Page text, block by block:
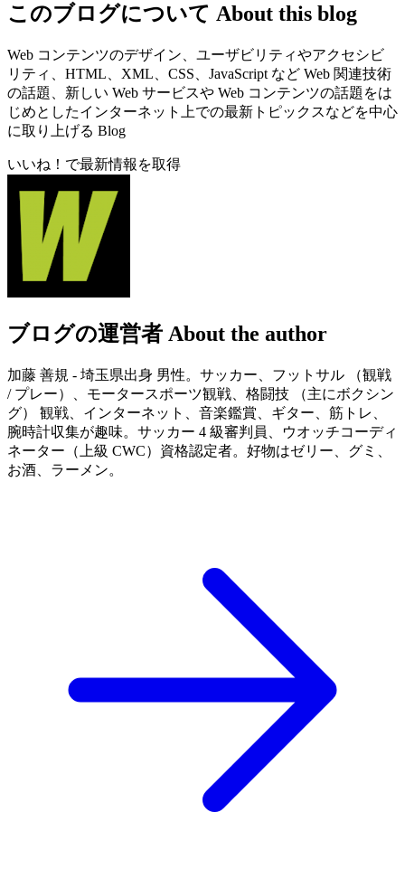
このブログについて About this blog
Web コンテンツのデザイン、ユーザビリティやアクセシビ
リティ、HTML、XML、CSS、JavaScript など Web 関連技術
の話題、新しい Web サービスや Web コンテンツの話題をは
じめとしたインターネット上での最新トピックスなどを中心
に取り上げる Blog
いいね！で最新情報を取得
ブログの運営者 About the author
加藤 善規 - 埼玉県出身 男性。サッカー、フットサル （観戦
/ プレー）、モータースポーツ観戦、格闘技 （主にボクシン
グ） 観戦、インターネット、音楽鑑賞、ギター、筋トレ、
腕時計収集が趣味。サッカー 4 級審判員、ウオッチコーディ
ネーター（上級 CWC）資格認定者。好物はゼリー、グミ、
お酒、ラーメン。